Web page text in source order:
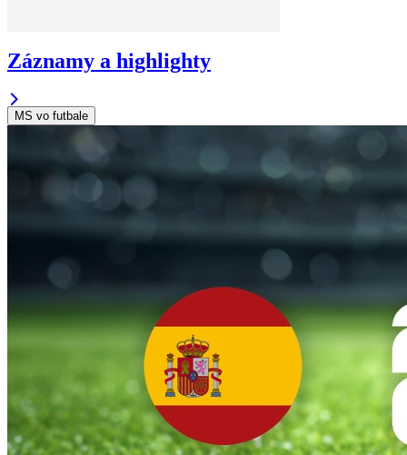
Záznamy a highlighty
MS vo futbale